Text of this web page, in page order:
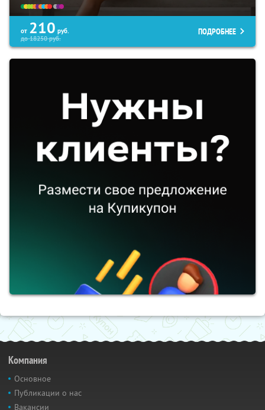
от 210 руб.
до18250руб.
ПОДРОБНЕЕ
Компания
Основное
Публикации о нас
Вакансии